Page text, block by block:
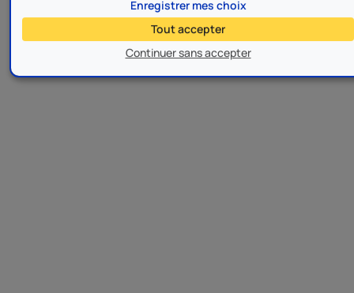
Continuer sans accepter
Enregistrer mes choix
Tout accepter